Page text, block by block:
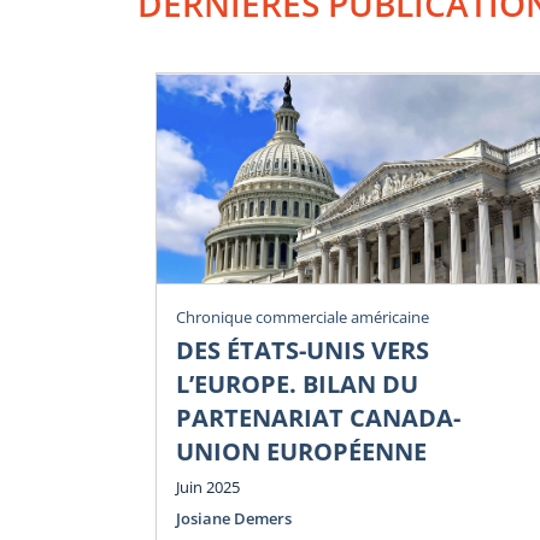
Chronique commerciale américaine
DES ÉTATS-UNIS VERS
L’EUROPE. BILAN DU
PARTENARIAT CANADA-
UNION EUROPÉENNE
Juin 2025
Josiane Demers